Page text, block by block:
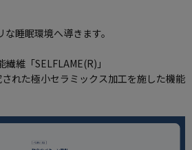
睡眠環境へ導きます。
維「SELFLAME(R)」
れた極小セラミックス加工を施した機能